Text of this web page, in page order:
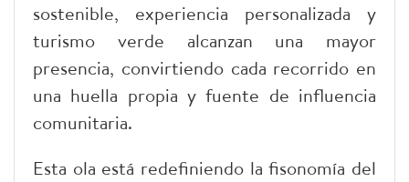
sostenible, experiencia personalizada y
turismo verde alcanzan una mayor
presencia, convirtiendo cada recorrido en
una huella propia y fuente de influencia
comunitaria.
Esta ola está redefiniendo la fisonomía del